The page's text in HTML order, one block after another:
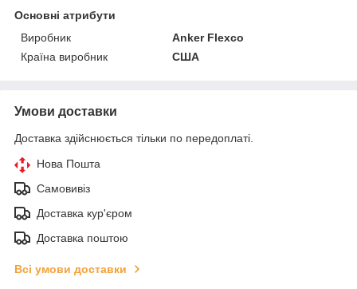
Основні атрибути
Виробник
Anker Flexco
Країна виробник
США
Умови доставки
Доставка здійснюється тільки по передоплаті.
Нова Пошта
Самовивіз
Доставка кур'єром
Доставка поштою
Всі умови доставки